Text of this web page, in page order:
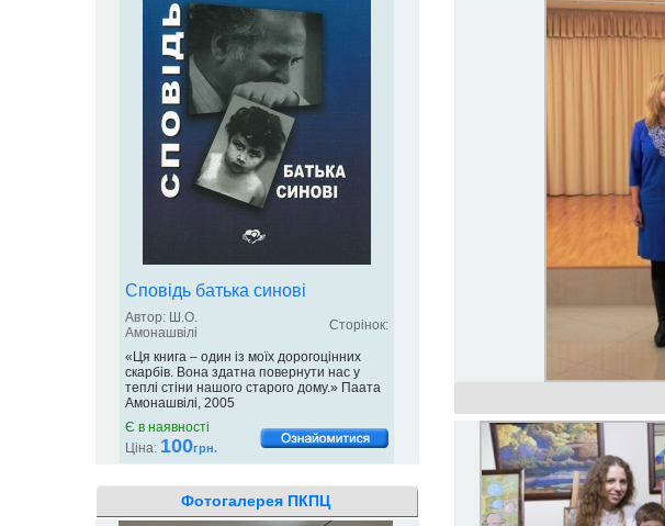
Сповідь батька синові
Автор: Ш.О.
Амонашвілі
Сторінок:
«Ця книга – один із моїх дорогоцінних
скарбів. Вона здатна повернути нас у
теплі стіни нашого старого дому.» Паата
Амонашвілі, 2005
Є в наявності
Ціна: 100грн.
Фотогалерея ПКПЦ